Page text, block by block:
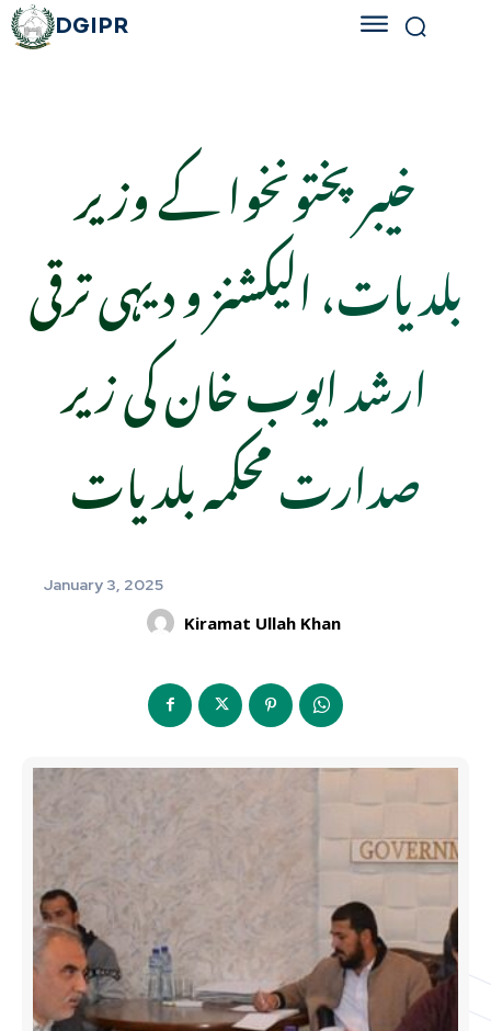
DGIPR
خیبر پختونخوا کے وزیر
بلدیات، الیکشنز و دیہی ترقی
ارشد ایوب خان کی زیر
صدارت محکمہ بلدیات
January 3, 2025
Kiramat Ullah Khan